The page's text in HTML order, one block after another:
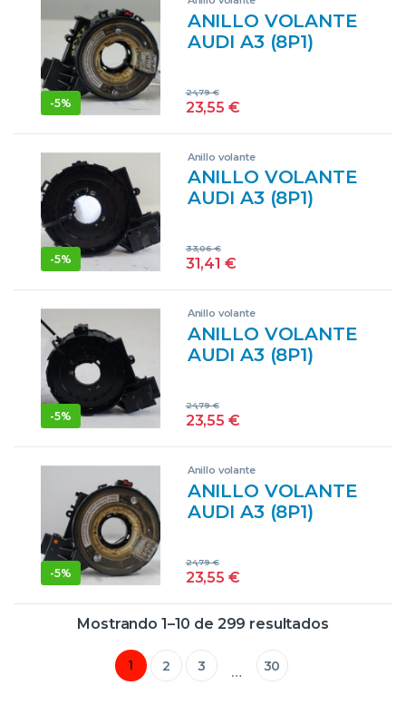
-5%
ANILLO VOLANTE
AUDI A3 (8P1)
LTR. – 75 KW] BGU
23,55 €
24,79€
-5%
Anillo volante
ANILLO VOLANTE
AUDI A3 (8P1)
LTR. – 85 KW 16V
31,41 €
33,06€
-5%
Anillo volante
ANILLO VOLANTE
AUDI A3 (8P1)
LTR. – 118 KW 16V
NEGRO
23,55 €
24,79€
-5%
Anillo volante
ANILLO VOLANTE
AUDI A3 (8P1)
LTR. – 77 KW TDI]
NEGRO
23,55 €
24,79€
Mostrando 1–10 de 299 resultados
1 2 3 … 30